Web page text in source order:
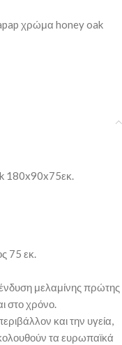
χρώμα honey oak
180x90x75εκ.
75 εκ.
μελαμίνης πρώτης
στο χρόνο.
και την υγεία,
τα ευρωπαϊκά